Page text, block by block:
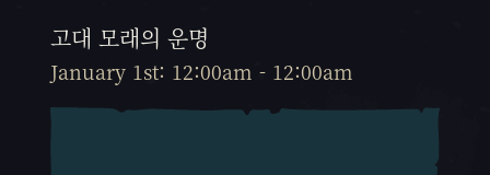
고대 모래의 운명
January 1st: 12:00am - 12:00am